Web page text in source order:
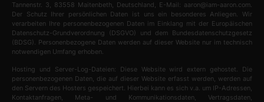
Tannenstr. 3, 83558 Maitenbeth, Deutschland, E-Mail: aaron@iam-aaron.com.
Der Schutz Ihrer persönlichen Daten ist uns ein besonderes Anliegen. Wir
verarbeiten Ihre personenbezogenen Daten im Einklang mit der Europäischen
Datenschutz-Grundverordnung (DSGVO) und dem Bundesdatenschutzgesetz
(BDSG). Personenbezogene Daten werden auf dieser Website nur im technisch
notwendigen Umfang erhoben.
Hosting und Server-Log-Dateien: Diese Website wird extern gehostet. Die
personenbezogenen Daten, die auf dieser Website erfasst werden, werden auf
den Servern des Hosters gespeichert. Hierbei kann es sich v.a. um IP-Adressen,
Kontaktanfragen, Meta- und Kommunikationsdaten, Vertragsdaten,